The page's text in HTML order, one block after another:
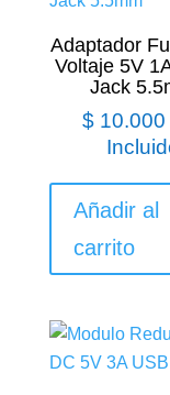
Adaptador
Voltaje 5V
Jack
$ 10.000
Añadir al
carrito